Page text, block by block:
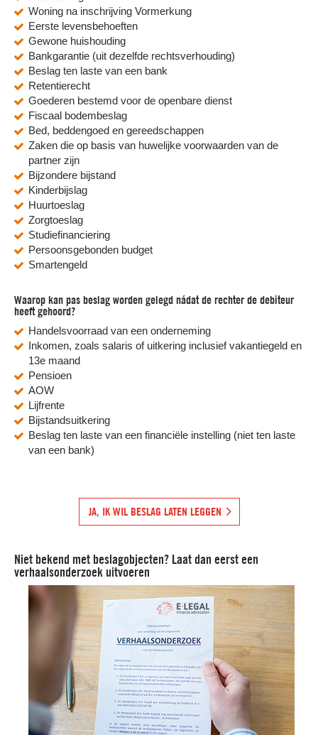
Woning na inschrijving Vormerkung
Eerste levensbehoeften
Gewone huishouding
Bankgarantie (uit dezelfde rechtsverhouding)
Beslag ten laste van een bank
Retentierecht
Goederen bestemd voor de openbare dienst
Fiscaal bodembeslag
Bed, beddengoed en gereedschappen
Zaken die op basis van huwelijke voorwaarden van de
partner zijn
Bijzondere bijstand
Kinderbijslag
Huurtoeslag
Zorgtoeslag
Studiefinanciering
Persoonsgebonden budget
Smartengeld
Waarop kan pas beslag worden gelegd nádat de rechter de debiteur
heeft gehoord?
Handelsvoorraad van een onderneming
Inkomen, zoals salaris of uitkering inclusief vakantiegeld en
13e maand
Pensioen
AOW
Lijfrente
Bijstandsuitkering
Beslag ten laste van een financiële instelling (niet ten laste
van een bank)
JA, IK WIL BESLAG LATEN LEGGEN
Niet bekend met beslagobjecten? Laat dan eerst een
verhaalsonderzoek uitvoeren